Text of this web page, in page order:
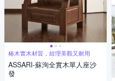
椿木實木材質，紋理美觀又耐用
ASSARI-蘇洵全實木單人座沙
發